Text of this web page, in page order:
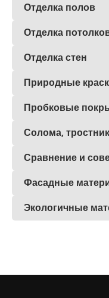
Отделка полов
Отделка
Отделка стен
Природные
Пробковые
Солома,
Сравнение и
Фасадные
Экологичные